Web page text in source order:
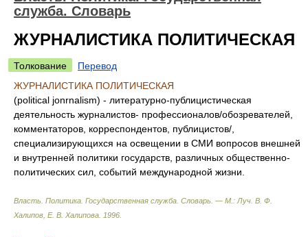
служба. Словарь
ЖУРНАЛИСТИКА ПОЛИТИЧЕСКАЯ
Толкование
Перевод
ЖУРНАЛИСТИКА ПОЛИТИЧЕСКАЯ
(political jonrnalism) - литературно-публицистическая
деятельность журналистов- профессионалов/обозревателей,
комментаторов, корреспондентов, публицистов/,
специализирующихся на освещении в СМИ вопросов внешней
и внутренней политики государств, различных общественно-
политических сил, событий международной жизни.
Власть. Политика. Государственная служба. Словарь. — М.: Луч В. Ф.
Халипов, Е. В. Халипова 1996